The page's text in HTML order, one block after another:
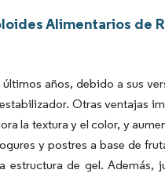
Alimentarios de
años, debido a sus
Otras ventajas
la textura y el color, y
y postres a base de
de gel. Además,